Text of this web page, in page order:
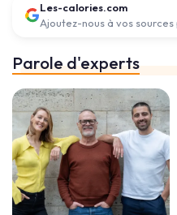
Les-calories.com
Ajoutez-nous à vos
Parole d'experts